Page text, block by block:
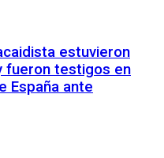
estuvieron
fueron testigos en
España ante